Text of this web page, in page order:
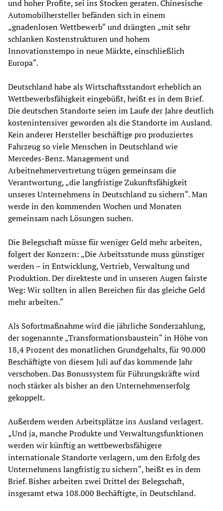
und hoher Profite, sei ins Stocken geraten. Chinesische
Automobilhersteller befänden sich in einem
„gnadenlosen Wettbewerb“ und drängten „mit sehr
schlanken Kostenstrukturen und hohem
Innovationstempo in neue Märkte, einschließlich
Europa“.
Deutschland habe als Wirtschaftsstandort erheblich an
Wettbewerbsfähigkeit eingebüßt, heißt es in dem Brief.
Die deutschen Standorte seien im Laufe der Jahre deutlich
kostenintensiver geworden als die Standorte im Ausland.
Kein anderer Hersteller beschäftige pro produziertes
Fahrzeug so viele Menschen in Deutschland wie
Mercedes-Benz. Management und
Arbeitnehmervertretung trügen gemeinsam die
Verantwortung, „die langfristige Zukunftsfähigkeit
unseres Unternehmens in Deutschland zu sichern“. Man
werde in den kommenden Wochen und Monaten
gemeinsam nach Lösungen suchen.
Die Belegschaft müsse für weniger Geld mehr arbeiten,
folgert der Konzern: „Die Arbeitsstunde muss günstiger
werden – in Entwicklung, Vertrieb, Verwaltung und
Produktion. Der direkteste und in unseren Augen fairste
Weg: Wir sollten in allen Bereichen für das gleiche Geld
mehr arbeiten.“
Als Sofortmaßnahme wird die jährliche Sonderzahlung,
der sogenannte „Transformationsbaustein“ in Höhe von
18,4 Prozent des monatlichen Grundgehalts, für 90.000
Beschäftigte von diesem Juli auf das kommende Jahr
verschoben. Das Bonussystem für Führungskräfte wird
noch stärker als bisher an den Unternehmenserfolg
gekoppelt.
Außerdem werden Arbeitsplätze ins Ausland verlagert.
„Und ja, manche Produkte und Verwaltungsfunktionen
werden wir künftig an wettbewerbsfähigere
internationale Standorte verlagern, um den Erfolg des
Unternehmens langfristig zu sichern“, heißt es in dem
Brief. Bisher arbeiten zwei Drittel der Belegschaft,
insgesamt etwa 108.000 Bechäftigte, in Deutschland.